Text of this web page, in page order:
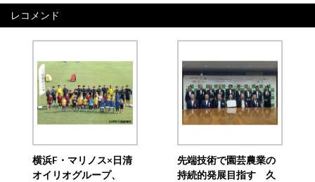
レコメンド
横浜F・マリノス×日清
オイリオグループ、
先端技術で園芸農業の
持続的発展目指す 久